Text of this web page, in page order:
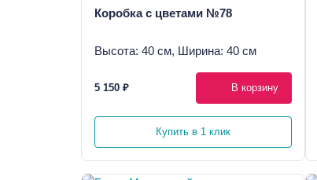
Коробка с цветами №78
Высота: 40 см, Ширина: 40 см
5 150 ₽ В корзину
Купить в 1 клик